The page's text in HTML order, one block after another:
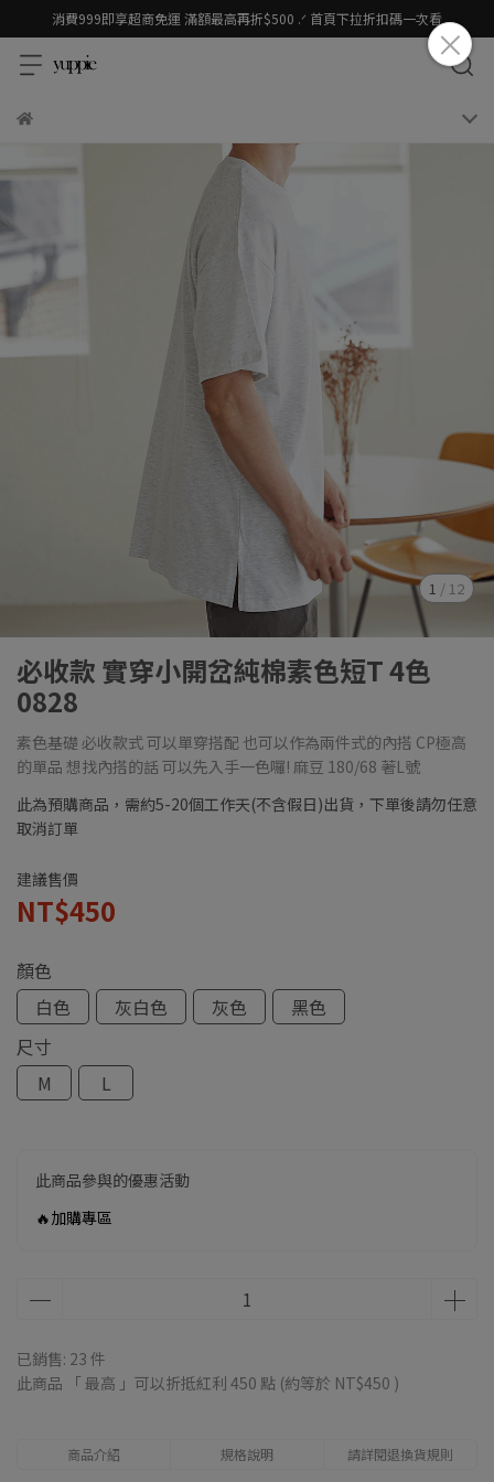
消費999即享超商免運 滿額最高再折$500 .ᐟ 首頁下拉折扣碼一次看
1 / 12
必收款 實穿小開岔純棉素色短T 4色
0828
素色基礎 必收款式 可以單穿搭配 也可以作為兩件式的內搭 CP極高
的單品 想找內搭的話 可以先入手一色囉! 麻豆 180/68 著L號
此為預購商品，需約5-20個工作天(不含假日)出貨，下單後請勿任意
取消訂單
建議售價
NT$450
顏色
白色
灰白色 灰色
黑色
尺寸
M
L
此商品參與的優惠活動
🔥加購專區
已銷售: 23 件
此商品 「 最高 」可以折抵紅利 450 點 (約等於 NT$450 )
商品介紹 規格說明 請詳閱退換貨規則